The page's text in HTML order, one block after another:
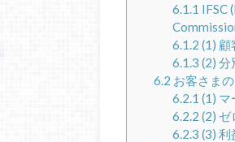
6.1.1 IFSC
6.1.2 (1) 顧
6.1.3 (2) 分
6.2 お客さま
6.2.1 (1) マ
6.2.2 (2) ゼ
6.2.3 (3) 利